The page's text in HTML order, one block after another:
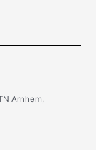
Arnhem,